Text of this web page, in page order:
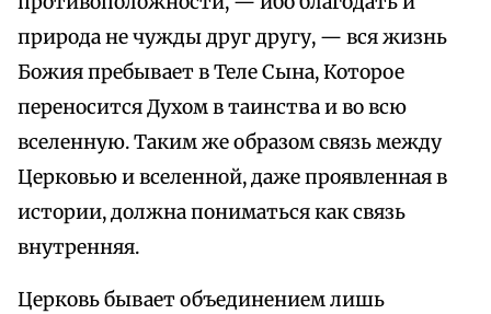
природа не чужды друг другу, — вся жизнь
Божия пребывает в Теле Сына, Которое
переносится Духом в таинства и во всю
вселенную. Таким же образом связь между
Церковью и вселенной, даже проявленная в
истории, должна пониматься как связь
внутренняя.
Церковь бывает объединением лишь